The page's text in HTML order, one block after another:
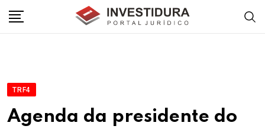
TRF4
Agenda da presidente do